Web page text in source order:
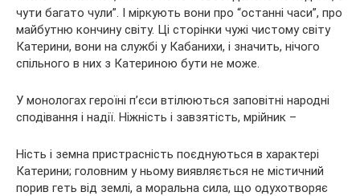
чути багато чули”. І міркують вони про “останні часи”, про
майбутню кончину світу. Ці сторінки чужі чистому світу
Катерини, вони на службі у Кабанихи, і значить, нічого
спільного в них з Катериною бути не може.
У монологах героїні п’єси втілюються заповітні народні
сподівання і надії. Ніжність і завзятість, мрійник –
Ність і земна пристрасність поєднуються в характері
Катерини; головним у ньому виявляється не містичний
порив геть від землі, а моральна сила, що одухотворяє